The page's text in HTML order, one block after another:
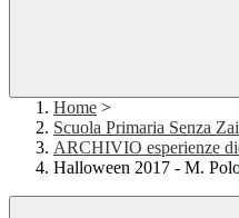
Home >
Scuola Primaria Senza
ARCHIVIO esperienze
Halloween 2017 - M.